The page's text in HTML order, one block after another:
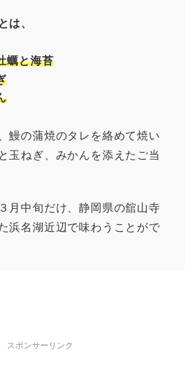
は、
蠣と海苔
鰻の蒲焼のタレを絡めて焼い
玉ねぎ、みかんを添えたご当
月中旬だけ、静岡県の舘山寺
浜名湖近辺で味わうことがで
スポンサーリンク